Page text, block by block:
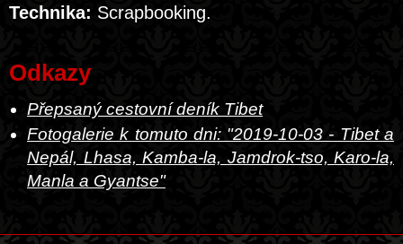
Technika: Scrapbooking.
Odkazy
Přepsaný cestovní deník Tibet
Fotogalerie k tomuto dni: "2019-10-03 - Tibet a
Nepál, Lhasa, Kamba-la, Jamdrok-tso, Karo-la,
Manla a Gyantse"